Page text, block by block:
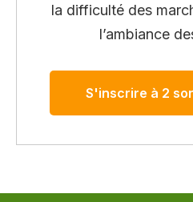
la difficulté des
l’ambiance
S'inscrire à 2